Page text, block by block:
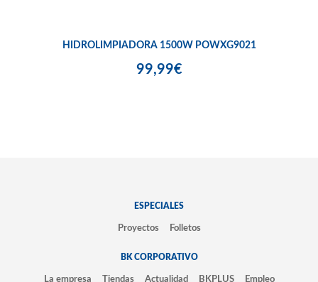
HIDROLIMPIADORA 1500W POWXG9021
99,99€
ESPECIALES
Proyectos Folletos
BK CORPORATIVO
La empresa Tiendas Actualidad BKPLUS Empleo